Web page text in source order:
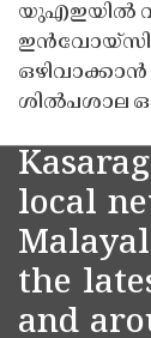
യുഎഇയിൽ
ശിൽപശാല
local
the
and